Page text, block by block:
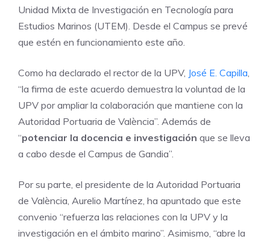
Unidad Mixta de Investigación en Tecnología para
Estudios Marinos (UTEM). Desde el Campus se prevé
que estén en funcionamiento este año.
Como ha declarado el rector de la UPV, José E. Capilla
“la firma de este acuerdo demuestra la voluntad de la
UPV por ampliar la colaboración que mantiene con la
Autoridad Portuaria de València”. Además de
“potenciar la docencia e investigación que se lleva
a cabo desde el Campus de Gandia”.
Por su parte, el presidente de la Autoridad Portuaria
de València, Aurelio Martínez, ha apuntado que este
convenio “refuerza las relaciones con la UPV y la
investigación en el ámbito marino”. Asimismo, “abre la